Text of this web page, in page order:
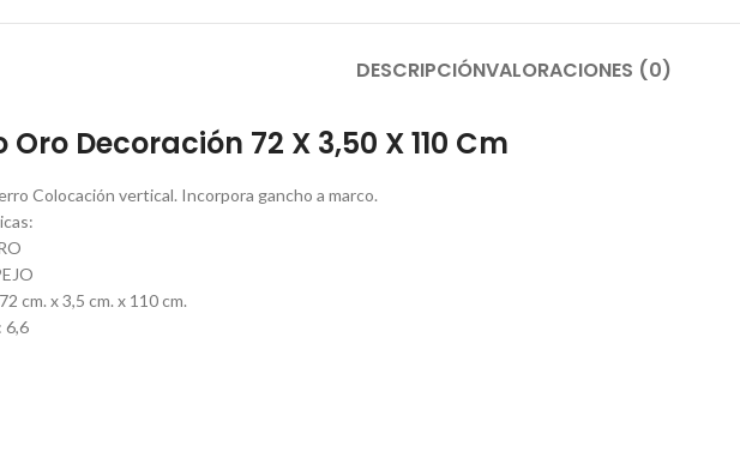
DESCRIPCIÓNVALORACIONES (0)
Oro Decoración 72 X 3,50 X 110 Cm
Colocación vertical. Incorpora gancho a marco.
cm. x 3,5 cm. x 110 cm.
6,6